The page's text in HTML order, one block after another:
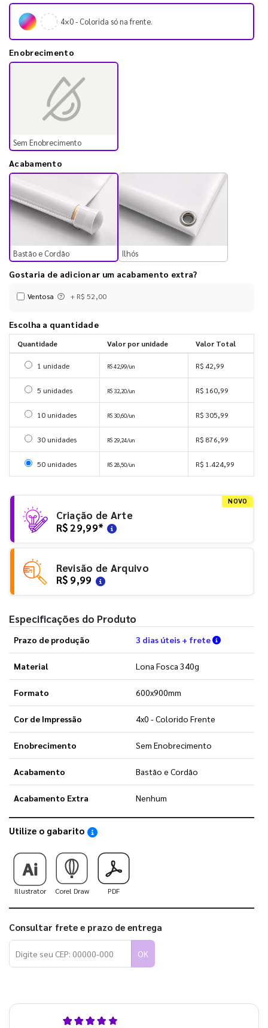
4×0 - Colorida só na frente.
Enobrecimento
Sem Enobrecimento
Acabamento
Bastão e Cordão Ilhós
Gostaria de adicionar um acabamento extra?
Ventosa + R$ 52,00
Escolha a quantidade
Quantidade Valor por unidade Valor Total
Selecionar 1 unidade
1 unidade R$ 42,99/un R$ 42,99
Selecionar 5 unidades
5 unidades R$ 32,20/un R$ 160,99
Selecionar 10 unidades
10 unidades R$ 30,60/un R$ 305,99
Selecionar 30 unidades
30 unidades R$ 29,24/un R$ 876,99
Selecionar 50 unidades
50 unidades R$ 28,50/un R$ 1.424,99
NOVO
Criação de Arte
R$ 29,99*
Revisão de Arquivo
R$ 9,99
Especificações do Produto
Prazo de produção 3 dias úteis + frete Verifique
Material Lona Fosca 340g
Formato 600x900mm
Cor de Impressão 4x0 - Colorido Frente
Enobrecimento Sem Enobrecimento
Acabamento Bastão e Cordão
Acabamento Extra Nenhum
Utilize o gabarito Saiba como utilizar os nossos gabaritos
Illustrator Corel Draw PDF
Consultar frete e prazo de entrega
OK